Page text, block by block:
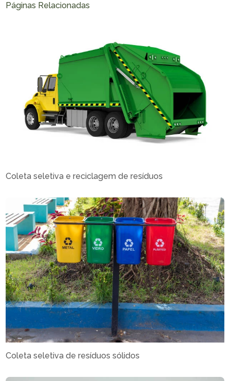
Páginas Relacionadas
Coleta seletiva e reciclagem de resíduos
Coleta seletiva de resíduos sólidos